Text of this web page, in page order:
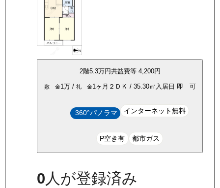
2階5.3万円共益費等 4,200円
敷 金1万/ 礼 金1ヶ月 ２ＤＫ / 35.30㎡ 入居日 即 可
360°パノラマ インターネット無料
P空き有 都市ガス
0人が登録済み